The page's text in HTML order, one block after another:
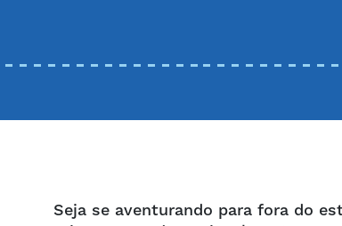
Seja se aventurando para fora do